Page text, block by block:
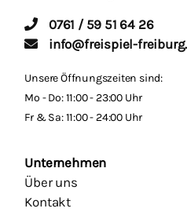
0761 / 59 51 64 26
info@freispiel-
Unsere Öffnungszeiten sind:
Mo - Do: 11:00 - 23:00 Uhr
Fr & Sa: 11:00 - 24:00 Uhr
Unternehmen
Über uns
Kontakt